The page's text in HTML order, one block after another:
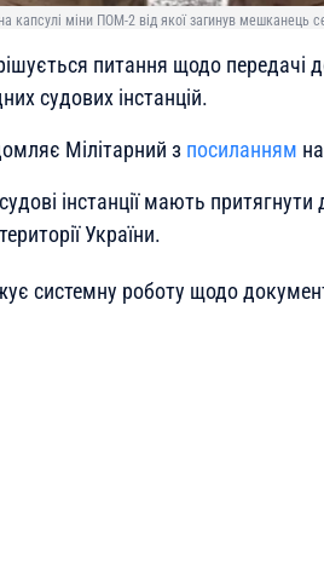
капсулі міни ПОМ-2 від якої загинув мешканець
питання щодо передачі
судових інстанцій.
Мілітарний з посиланням
інстанції мають
України.
системну роботу щодо